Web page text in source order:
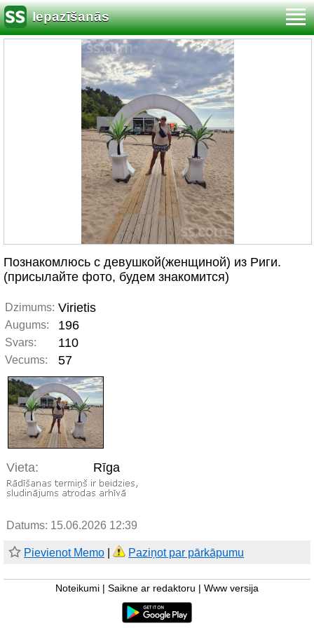
Iepazīšanās
Познакомлюсь с девушкой(женщиной) из Риги.
(присылайте фото, будем знакомится)
Dzimums: Virietis
Augums: 196
Svars: 110
Vecums: 57
Vieta: Rīga
Datums: 15.06.2026 12:39
Pievienot Memo Paziņot par pārkāpumu
Noteikumi Saikne ar redaktoru Www versija